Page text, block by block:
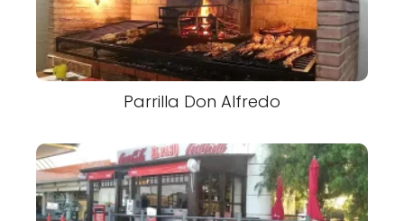
Parrilla Don Alfredo